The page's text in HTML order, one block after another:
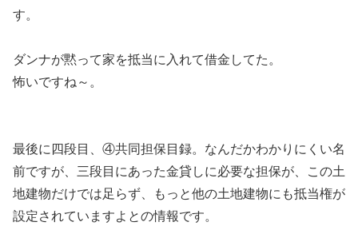
す。
ダンナが黙って家を抵当に入れて借金してた。
怖いですね～。
最後に四段目、④共同担保目録。なんだかわかりにくい名
前ですが、三段目にあった金貸しに必要な担保が、この土
地建物だけでは足らず、もっと他の土地建物にも抵当権が
設定されていますよとの情報です。